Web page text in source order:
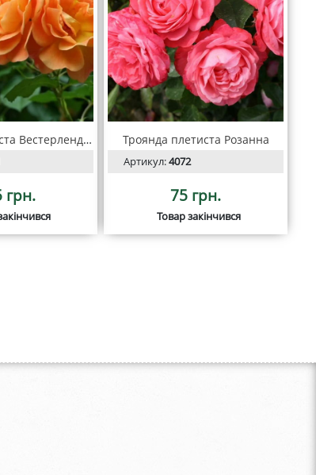
Троянда плетиста Вестерленд С2
грн.
Троянда плетиста Розанна
Артикул:4072
75 грн.
Товар закінчився